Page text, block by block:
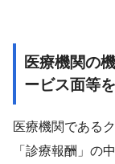
医療機関の
ービス面等
医療機関である
「診療報酬」の